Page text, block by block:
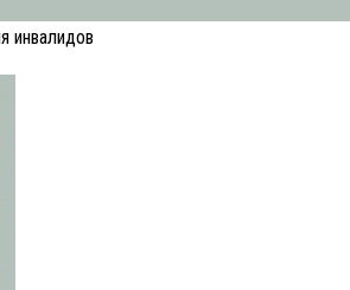
инвалидов